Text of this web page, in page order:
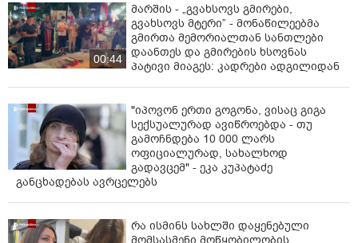
00:44
მარშის - „გვახსოვს გმირები,
გვახსოვს მტერი” - მონაწილეებმა
გმირთა მემორიალთან სანთლები
დაანთეს და გმირების ხსოვნას
პატივი მიაგეს: კადრები ადგილიდან
"იპოვონ ერთი გოგონა, ვისაც გიგა
სექსუალურად ავიწროებდა - თუ
გამოჩნდება 10 000 ლარს
ოფიციალურად, სახალხოდ
გადავცემ" - ეკა კუპატაძე
განცხადებას ავრცელებს
რა ისმინს სახლში დაყენებული